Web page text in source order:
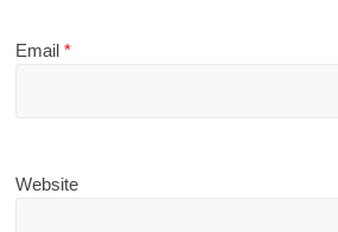
Email*
Website